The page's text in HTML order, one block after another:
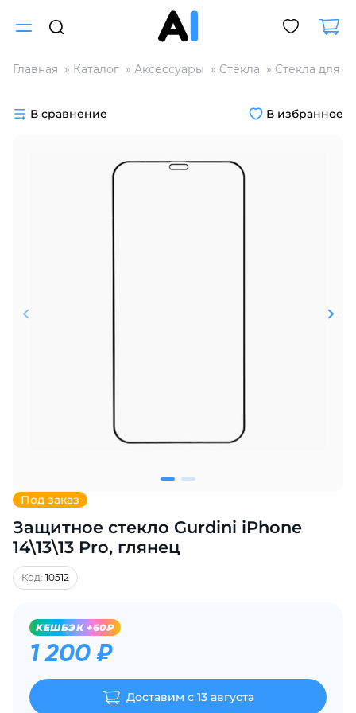
Главная Каталог Аксессуары Стёкла Стекла для
Под заказ
Защитное стекло Gurdini iPhone
14\13\13 Pro, глянец
Код: 10512
KЕШБЭК +60₽
1 200 ₽
Доставим с 13 августа
В сравнение В избранное
Разбейте
на части
без переплат
25
% картой любого банка
Получайте товар
выбранный способом
списываться
по25%каждые 2 недели
Подробнее